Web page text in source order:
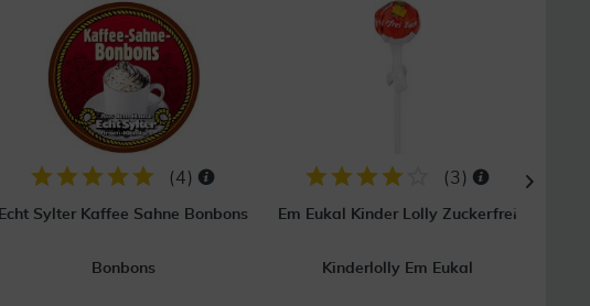
(4)
Echt Sylter Kaffee Sahne Bonbons
Bonbons
(3)
Em Eukal Kinder Lolly Zuckerfrei
Kinderlolly Em Eukal